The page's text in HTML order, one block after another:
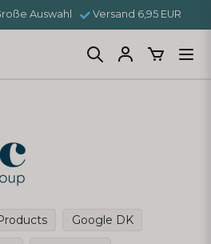
Auswahl Versand 6,95 EUR
Google DK